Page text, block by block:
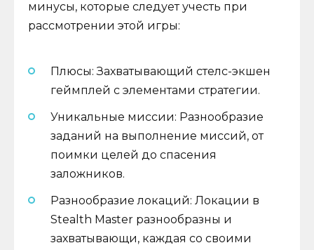
минусы, которые следует учесть при
рассмотрении этой игры:
Плюсы: Захватывающий стелс-экшен
геймплей с элементами стратегии.
Уникальные миссии: Разнообразие
заданий на выполнение миссий, от
поимки целей до спасения
заложников.
Разнообразие локаций: Локации в
Stealth Master разнообразны и
захватывающи, каждая со своими